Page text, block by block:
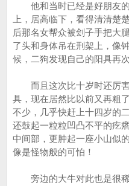
他和当时已经是好朋友的
上，居高临下，看得清清楚
后那名女帮众被刽子手把大
了头和身体吊在刑架上，像
候，二狗发现自己的阳具再次
而且这次比十岁时还厉害
具，现在居然比以前又再粗
不少，几乎快赶上十四岁的
还鼓起一粒粒凹凸不平的疙
中间部，更肿起一座小山似
像是怪物般的可怕！
旁边的大牛对此也是很稀